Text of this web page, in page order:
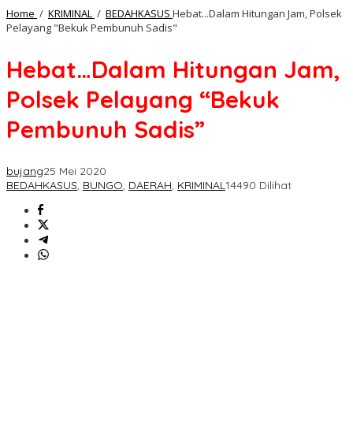
Home / KRIMINAL / BEDAHKASUS Hebat...Dalam Hitungan Jam, Polsek
Pelayang "Bekuk Pembunuh Sadis"
Hebat…Dalam Hitungan Jam,
Polsek Pelayang “Bekuk
Pembunuh Sadis”
bujang25 Mei 2020
BEDAHKASUS, BUNGO, DAERAH, KRIMINAL14490 Dilihat